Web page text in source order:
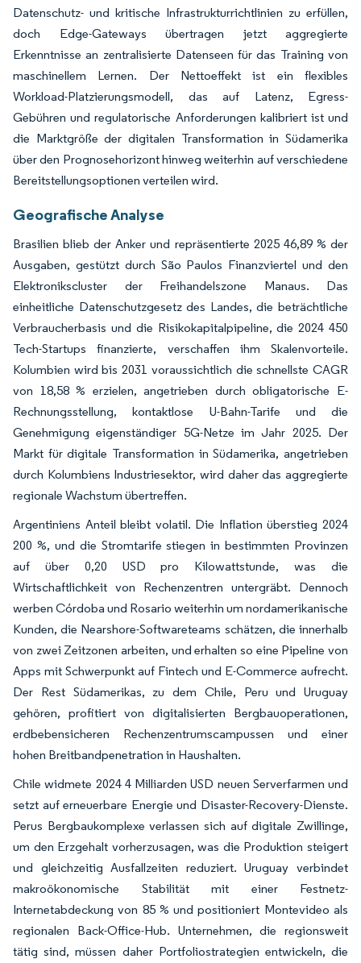
Datenschutz- und kritische Infrastrukturrichtlinien zu erfüllen,
doch Edge-Gateways übertragen jetzt aggregierte
Erkenntnisse an zentralisierte Datenseen für das Training von
maschinellem Lernen. Der Nettoeffekt ist ein flexibles
Workload-Platzierungsmodell, das auf Latenz, Egress-
Gebühren und regulatorische Anforderungen kalibriert ist und
die Marktgröße der digitalen Transformation in Südamerika
über den Prognosehorizont hinweg weiterhin auf verschiedene
Bereitstellungsoptionen verteilen wird.
Geografische Analyse
Brasilien blieb der Anker und repräsentierte 2025 46,89 % der
Ausgaben, gestützt durch São Paulos Finanzviertel und den
Elektronikscluster der Freihandelszone Manaus. Das
einheitliche Datenschutzgesetz des Landes, die beträchtliche
Verbraucherbasis und die Risikokapitalpipeline, die 2024 450
Tech-Startups finanzierte, verschaffen ihm Skalenvorteile.
Kolumbien wird bis 2031 voraussichtlich die schnellste CAGR
von 18,58 % erzielen, angetrieben durch obligatorische E-
Rechnungsstellung, kontaktlose U-Bahn-Tarife und die
Genehmigung eigenständiger 5G-Netze im Jahr 2025. Der
Markt für digitale Transformation in Südamerika, angetrieben
durch Kolumbiens Industriesektor, wird daher das aggregierte
regionale Wachstum übertreffen.
Argentiniens Anteil bleibt volatil. Die Inflation überstieg 2024
200 %, und die Stromtarife stiegen in bestimmten Provinzen
auf über 0,20 USD pro Kilowattstunde, was die
Wirtschaftlichkeit von Rechenzentren untergräbt. Dennoch
werben Córdoba und Rosario weiterhin um nordamerikanische
Kunden, die Nearshore-Softwareteams schätzen, die innerhalb
von zwei Zeitzonen arbeiten, und erhalten so eine Pipeline von
Apps mit Schwerpunkt auf Fintech und E-Commerce aufrecht.
Der Rest Südamerikas, zu dem Chile, Peru und Uruguay
gehören, profitiert von digitalisierten Bergbauoperationen,
erdbebensicheren Rechenzentrumscampussen und einer
hohen Breitbandpenetration in Haushalten.
Chile widmete 2024 4 Milliarden USD neuen Serverfarmen und
setzt auf erneuerbare Energie und Disaster-Recovery-Dienste.
Perus Bergbaukomplexe verlassen sich auf digitale Zwillinge,
um den Erzgehalt vorherzusagen, was die Produktion steigert
und gleichzeitig Ausfallzeiten reduziert. Uruguay verbindet
makroökonomische Stabilität mit einer Festnetz-
Internetabdeckung von 85 % und positioniert Montevideo als
regionalen Back-Office-Hub. Unternehmen, die regionsweit
tätig sind, müssen daher Portfoliostrategien entwickeln, die